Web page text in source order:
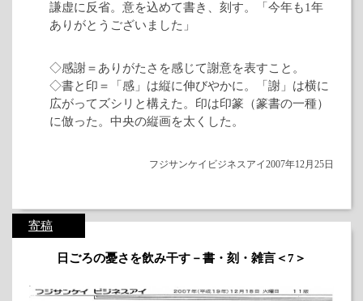
謙虚に反省。意を込めて書き、刻す。「今年も1年
ありがとうございました」
◇感謝＝ありがたさを感じて謝意を表すこと。
◇書と印＝「感」は縦に伸びやかに。「謝」は横に
広がってズシリと構えた。印は印篆（篆書の一種）
に倣った。中央の縦画を太くした。
フジサンケイビジネスアイ2007年12月25日
寄稿
日ごろの憂さを飲み干す－書・刻・雑言＜7＞